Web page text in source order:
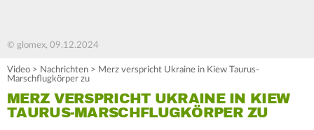
© glomex, 09.12.2024
Video > Nachrichten > Merz verspricht Ukraine in Kiew Taurus-
Marschflugkörper zu
MERZ VERSPRICHT UKRAINE IN KIEW
TAURUS-MARSCHFLUGKÖRPER ZU